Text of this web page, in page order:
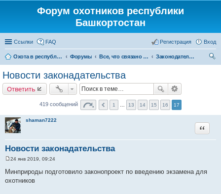
Форум охотников республики
Башкортостан
Ссылки FAQ Вход
Регистрация
Охота в республике Башкортостан Форумы Все, что связано с охотой
Законодательство
Новости законадательства
Ответить
419 сообщений 1 13 14 15 16 17
shaman7222
Новости законадательства
Цитата
о
б
24 янв 2019, 09:24
Минприроды подготовило законопроект по введению экзамена для
охотников